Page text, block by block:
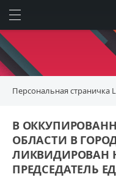
Персональная страничка
В
ОБЛАСТИ В
ЛИКВИДИРОВАН
ПРЕДСЕДАТЕЛЬ